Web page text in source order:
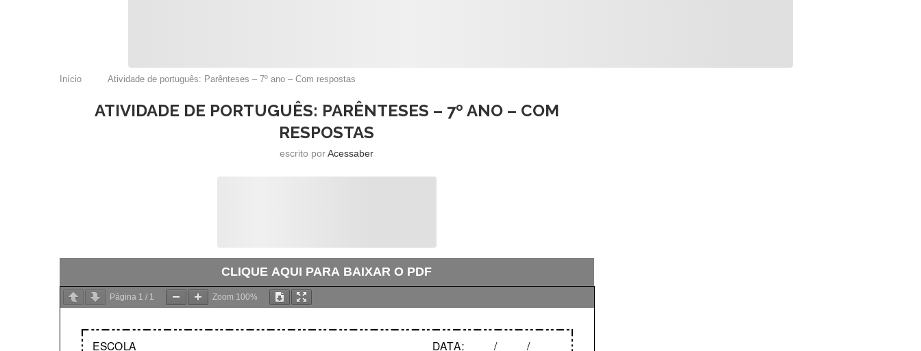
Início Atividade de português: Parênteses – 7º ano – Com respostas
ATIVIDADE DE PORTUGUÊS: PARÊNTESES – 7º ANO – COM
RESPOSTAS
escrito porAcessaber
CLIQUE AQUI PARA BAIXAR O PDF
Página 1 / 1 Zoom 100%